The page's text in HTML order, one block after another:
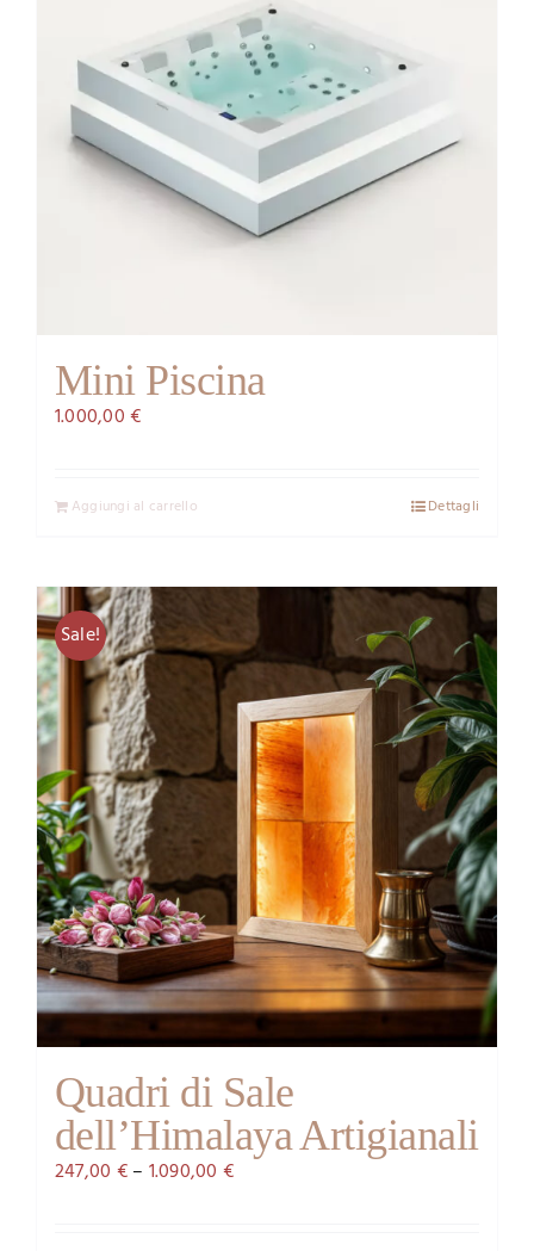
Mini Piscina
1.000,00€
Aggiungi al carrello Dettagli
Sale!
Quadri di Sale
dell’Himalaya Artigianali
247,00 €– 1.090,00 €